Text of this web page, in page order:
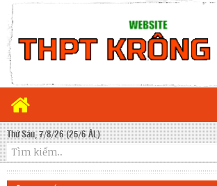
Thứ Sáu, 7/8/26 (25/6 ÂL)